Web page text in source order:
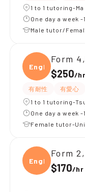
1 to 1 tutoring-Ma
One day a week
Male tutor/
Engli
Form
$250/hr
有耐性 有愛心
1 to 1 tutoring-
One day a week
Female tutor-
Engli
Form
$170/hr